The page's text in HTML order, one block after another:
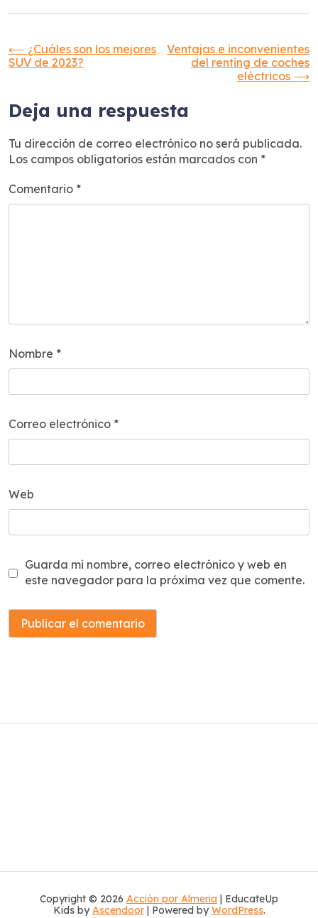
Navegación
entradas
⟵ ¿Cuáles son los mejores
SUV de 2023?
Ventajas e inconvenientes
del renting de coches
eléctricos ⟶
Deja una respuesta
Tu dirección de correo electrónico no será publicada.
Los campos obligatorios están marcados con *
Comentario *
Nombre *
Correo electrónico *
Web
Guarda mi nombre, correo electrónico y web en
este navegador para la próxima vez que comente.
Copyright © 2026 Acción por Almeria | EducateUp
Kids byAscendoor| Powered byWordPress.